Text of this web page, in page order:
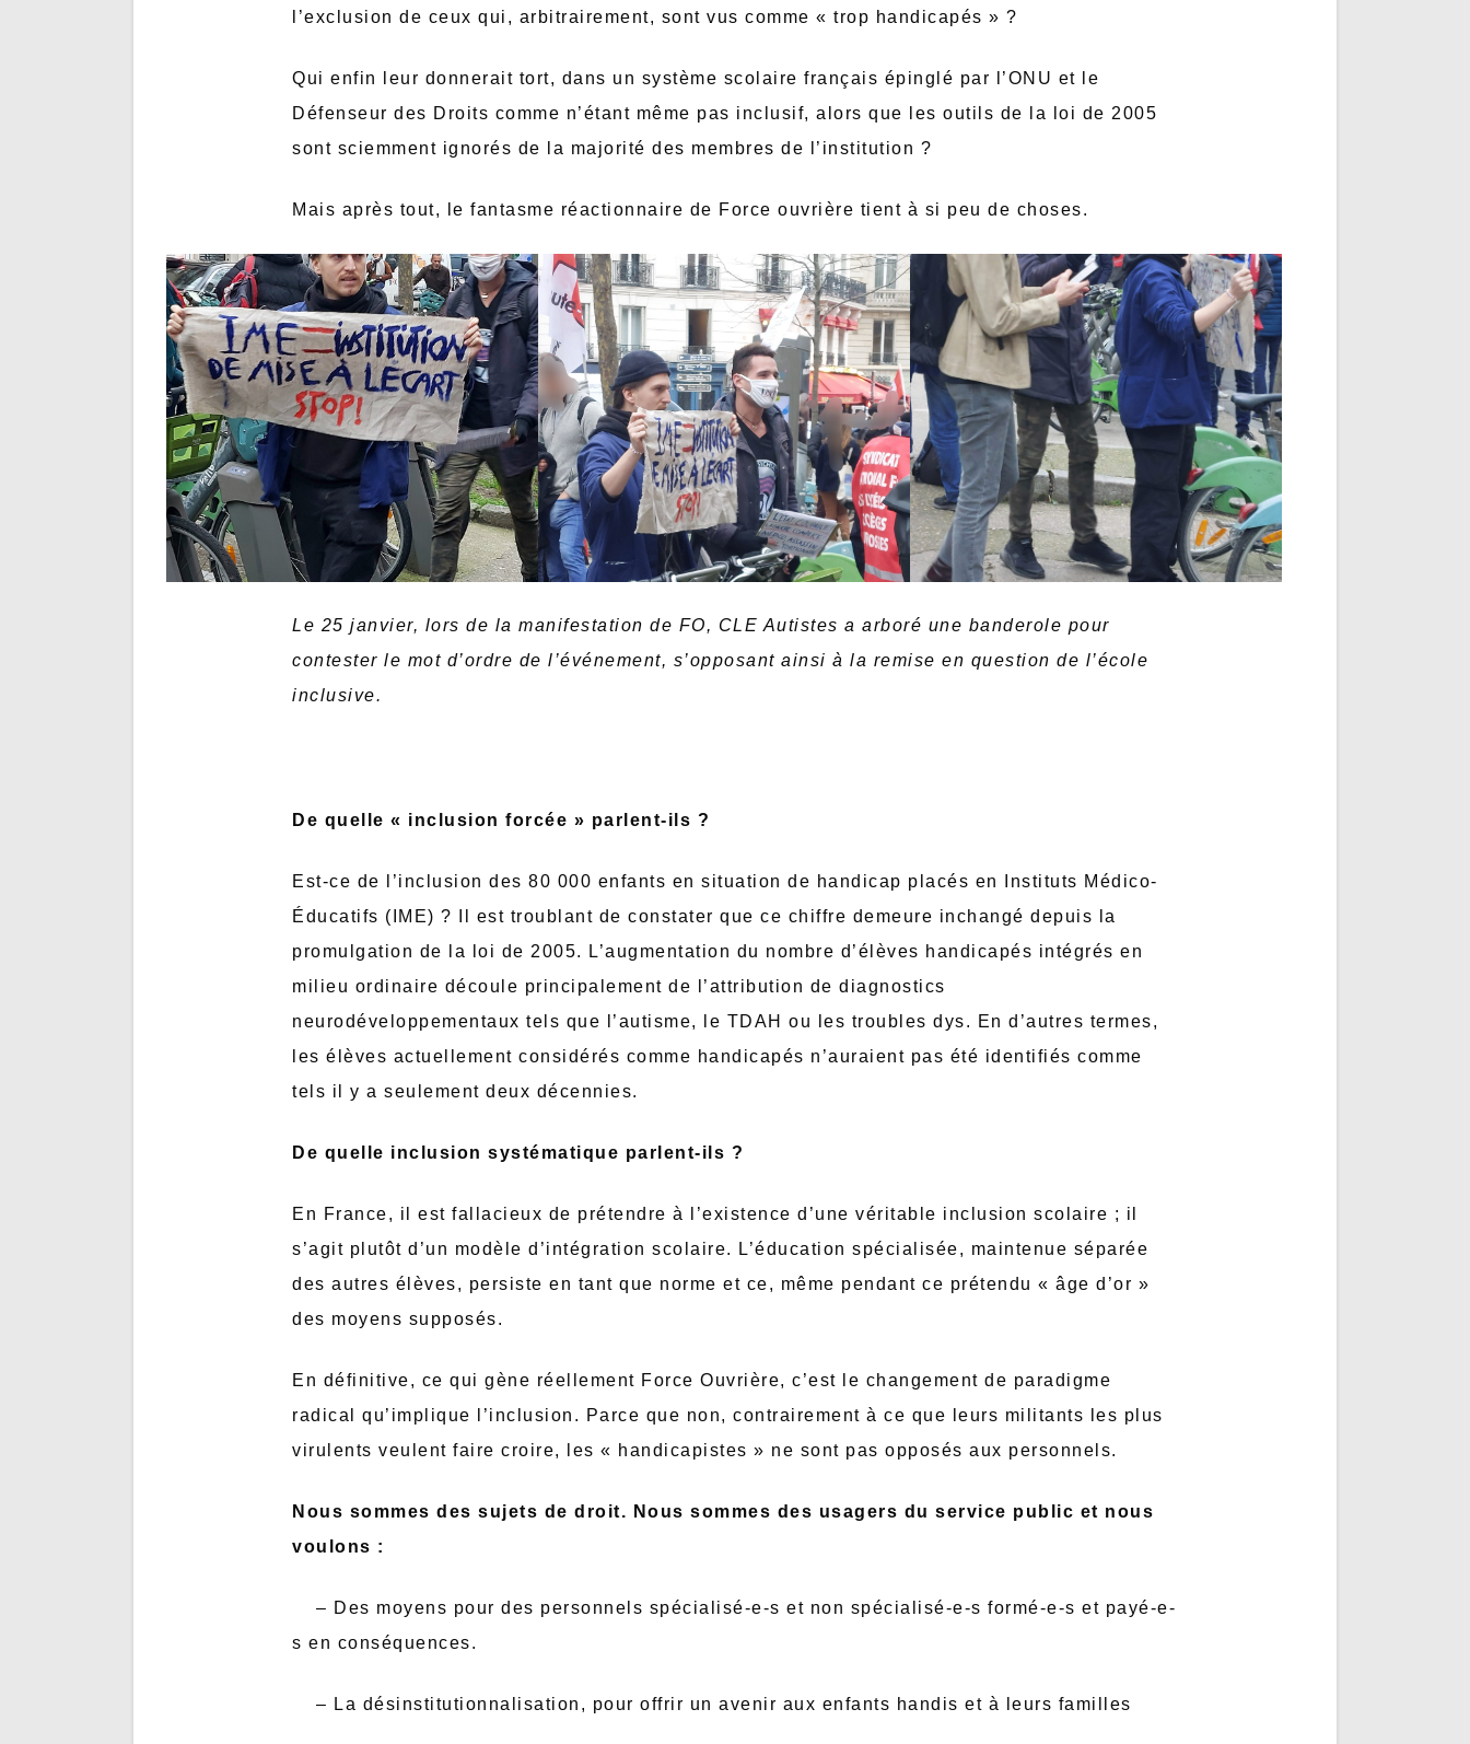
l’exclusion de ceux qui, arbitrairement, sont vus comme « trop handicapés » ?
Qui enfin leur donnerait tort, dans un système scolaire français épinglé par l’ONU et le
Défenseur des Droits comme n’étant même pas inclusif, alors que les outils de la loi de 2005
sont sciemment ignorés de la majorité des membres de l’institution ?
Mais après tout, le fantasme réactionnaire de Force ouvrière tient à si peu de choses.
Le 25 janvier, lors de la manifestation de FO, CLE Autistes a arboré une banderole pour
contester le mot d’ordre de l’événement, s’opposant ainsi à la remise en question de l’école
inclusive.
De quelle « inclusion forcée » parlent-ils ?
Est-ce de l’inclusion des 80 000 enfants en situation de handicap placés en Instituts Médico-
Éducatifs (IME) ? Il est troublant de constater que ce chiffre demeure inchangé depuis la
promulgation de la loi de 2005. L’augmentation du nombre d’élèves handicapés intégrés en
milieu ordinaire découle principalement de l’attribution de diagnostics
neurodéveloppementaux tels que l’autisme, le TDAH ou les troubles dys. En d’autres termes,
les élèves actuellement considérés comme handicapés n’auraient pas été identifiés comme
tels il y a seulement deux décennies.
De quelle inclusion systématique parlent-ils ?
En France, il est fallacieux de prétendre à l’existence d’une véritable inclusion scolaire ; il
s’agit plutôt d’un modèle d’intégration scolaire. L’éducation spécialisée, maintenue séparée
des autres élèves, persiste en tant que norme et ce, même pendant ce prétendu « âge d’or »
des moyens supposés.
En définitive, ce qui gène réellement Force Ouvrière, c’est le changement de paradigme
radical qu’implique l’inclusion. Parce que non, contrairement à ce que leurs militants les plus
virulents veulent faire croire, les « handicapistes » ne sont pas opposés aux personnels.
Nous sommes des sujets de droit. Nous sommes des usagers du service public et nous
voulons :
– Des moyens pour des personnels spécialisé-e-s et non spécialisé-e-s formé-e-s et payé-e-
s en conséquences.
– La désinstitutionnalisation, pour offrir un avenir aux enfants handis et à leurs familles